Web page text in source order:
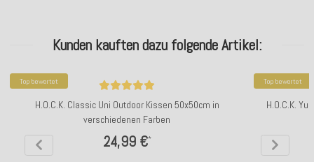
Kunden kauften dazu folgende Artikel:
Top bewertet
H.O.C.K. Classic Uni Outdoor Kissen 50x50cm in
verschiedenen Farben
24,99 €*
Top bewertet
H.O.C.K.